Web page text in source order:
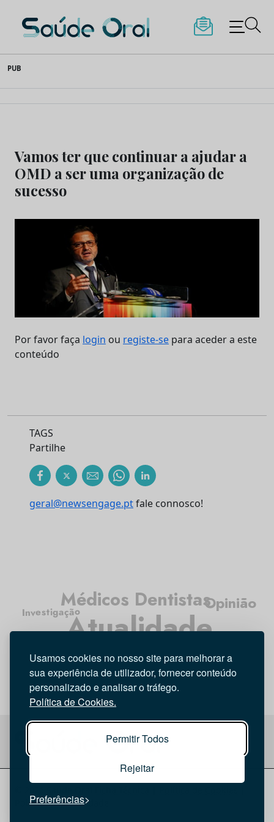
Usamos cookies no nosso site para melhorar a
sua experiência de utilizador, fornecer conteúdo
personalizado e analisar o tráfego.
Política de Cookies.
Permitir Todos
Rejeitar
Preferências
to
content
Saúde Oral
PUB
Vamos ter que continuar a ajudar a
OMD a ser uma organização de
sucesso
Por favor faça login ou registe-se para aceder a este
conteúdo
TAGS
Partilhe
geral@newsengage.ptfale connosco!
Atualidade
Médicos Dentistas
Higiene Oral
Entrevista
Opinião
Tecnologia
Investigação
Política de privacidade